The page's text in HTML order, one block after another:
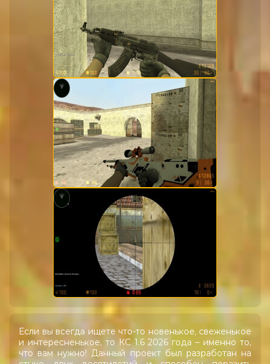
Если вы всегда ищете что-то новенькое, свеженькое
и интересненькое, то КС 1.6 2026 года – именно то,
что вам нужно! Данный проект был разработан на